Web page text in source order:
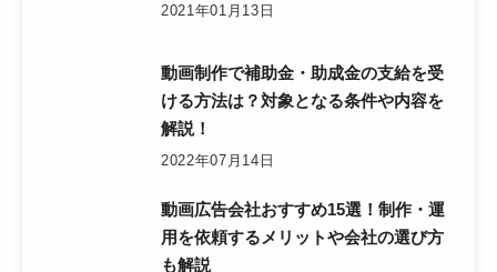
2021年01月13日
動画制作で補助金・助成金の支給を受
ける方法は？対象となる条件や内容を
解説！
2022年07月14日
動画広告会社おすすめ15選！制作・運
用を依頼するメリットや会社の選び方
も解説